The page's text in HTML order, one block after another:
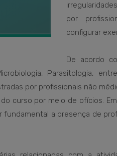
por
configurar
De acordo
Parasitologia,
por profissionais não
curso por meio de ofícios.
a presença de